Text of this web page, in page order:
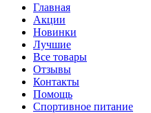
Главная
Акции
Новинки
Лучшие
Все товары
Отзывы
Контакты
Помощь
Спортивное питание